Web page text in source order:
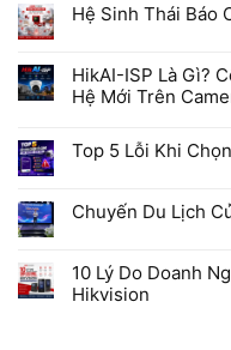
Hệ Sinh Thái Báo
bình
luận
ở
Báo
HikAI-ISP Là Gì?
Hệ Mới Trên
bình
luận
ISP
Là
Nghệ
AI
Xử
Top 5 Lỗi Khi
bình
luận
Lỗi
Khi
Chọn
Chuyến Du Lịch
bình
luận
ở
10 Lý Do Doanh
Hikvision